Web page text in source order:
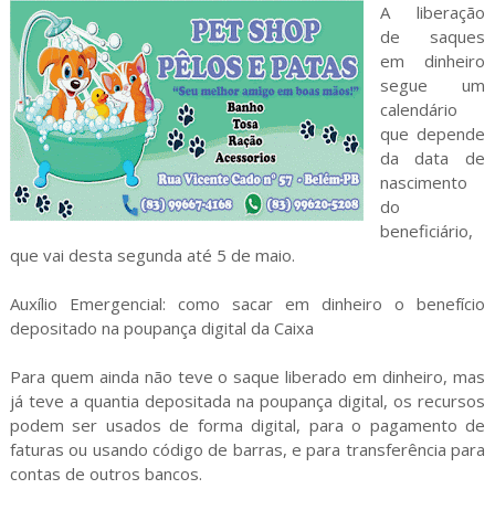
A liberação
de saques
em dinheiro
segue um
calendário
que depende
da data de
nascimento
do
beneficiário,
que vai desta segunda até 5 de maio.
Auxílio Emergencial: como sacar em dinheiro o benefício
depositado na poupança digital da Caixa
Para quem ainda não teve o saque liberado em dinheiro, mas
já teve a quantia depositada na poupança digital, os recursos
podem ser usados de forma digital, para o pagamento de
faturas ou usando código de barras, e para transferência para
contas de outros bancos.